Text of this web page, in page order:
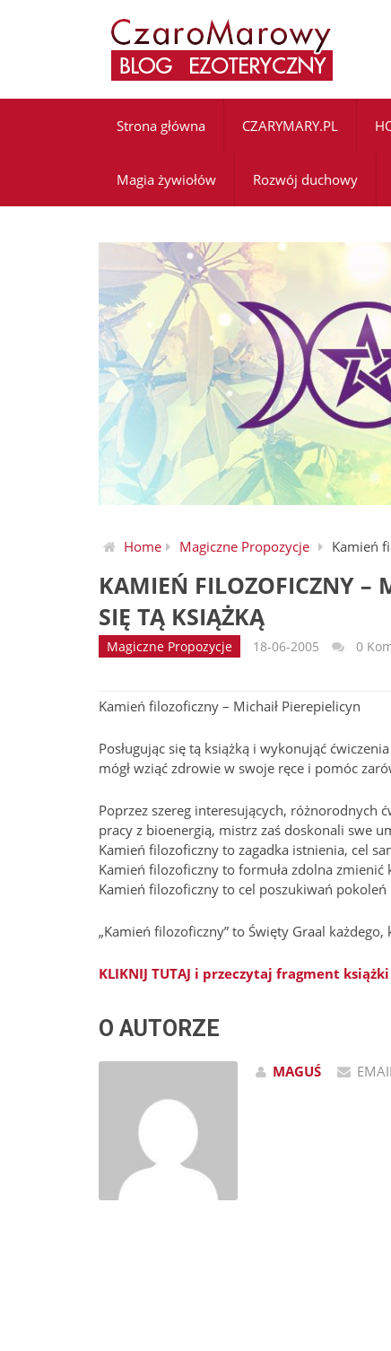
Strona główna CZARYMARY.PL
Magia żywiołów Rozwój duchowy
Home Magiczne Propozycje Kamień
KAMIEŃ FILOZOFICZNY –
SIĘ TĄ KSIĄŻKĄ
Magiczne Propozycje 18-06-2005 0
Kamień filozoficzny – Michaił Pierepielicyn
Posługując się tą książką i wykonująć
mógł wziąć zdrowie w swoje ręce i pomóc
Poprzez szereg interesujących, różnorodnych
pracy z bioenergią, mistrz zaś doskonali swe
Kamień filozoficzny to zagadka istnienia, cel
Kamień filozoficzny to formuła zdolna zmienić
Kamień filozoficzny to cel poszukiwań
„Kamień filozoficzny” to Święty Graal
KLIKNIJ TUTAJ i przeczytaj fragment książki
O AUTORZE
MAGUŚ